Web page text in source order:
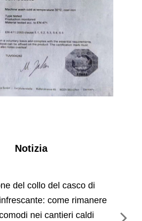
Notizia
del collo del casco di
come rimanere
nei cantieri caldi